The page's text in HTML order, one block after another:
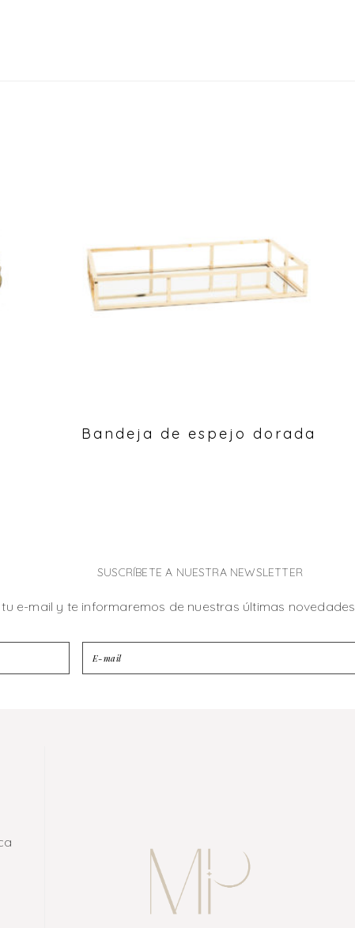
Bandeja de espejo dorada
SUSCRÍBETE A NUESTRA NEWSLETTER
e-mail y te informaremos de nuestras últimas